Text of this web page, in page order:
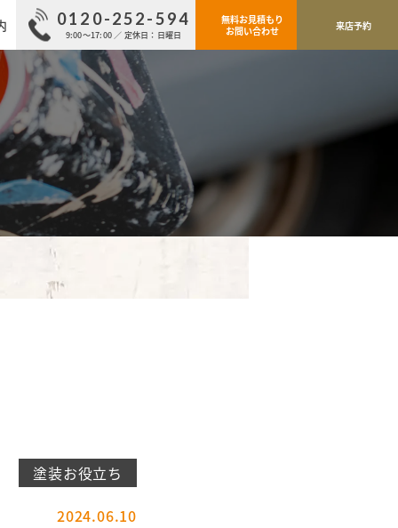
0120-252-594
9:00～17:00 ／ 定休日：日曜日
無料お見積もり
お問い合わせ
来店予約
塗装お役立ち
2024.06.10